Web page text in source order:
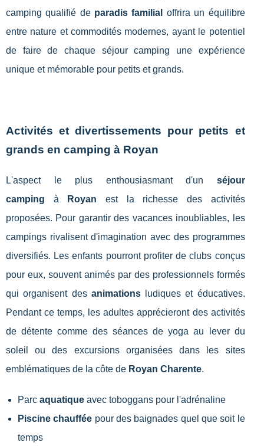
camping qualifié de paradis familial
offrira un équilibre
entre nature et commodités modernes, ayant le potentiel
de faire de chaque séjour camping une expérience
unique et mémorable pour petits et grands.
Activités et divertissements pour petits et
grands en camping à Royan
L'aspect le plus enthousiasmant d'un séjour
camping à Royan est la richesse des activités
proposées. Pour garantir des vacances inoubliables, les
campings rivalisent d'imagination avec des programmes
diversifiés. Les enfants pourront profiter de clubs conçus
pour eux, souvent animés par des professionnels formés
qui organisent des animationsludiques et éducatives.
Pendant ce temps, les adultes apprécieront des activités
de détente comme des séances de yoga au lever du
soleil ou des excursions organisées dans les sites
emblématiques de la côte de Royan Charente.
Parc aquatique avec toboggans pour l'adrénaline
Piscine chauffée pour des baignades quel que soit le
temps